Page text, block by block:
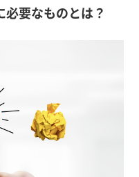
要なものとは？